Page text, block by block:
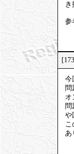
き
参
今
オ
や
こ
あ